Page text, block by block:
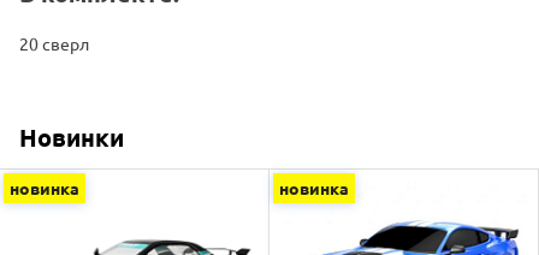
20 сверл
Новинки
новинка новинка